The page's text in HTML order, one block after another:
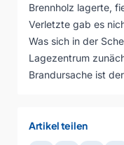
Brennholz lagerte,
Verletzte gab es
Was sich in der
Lagezentrum
Brandursache ist
Artikel teilen